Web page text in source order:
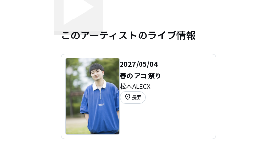
このアーティストのライブ情報
2027/05/04
春のアコ祭り
松本ALECX
location_on 長野